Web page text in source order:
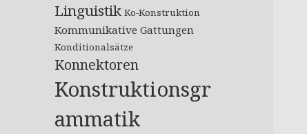
Linguistik Ko-Konstruktion
Kommunikative Gattungen
Konditionalsätze
Konnektoren
Konstruktionsgr
ammatik